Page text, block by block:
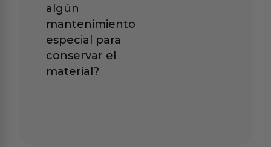
algún
mantenimiento
especial para
conservar el
material?